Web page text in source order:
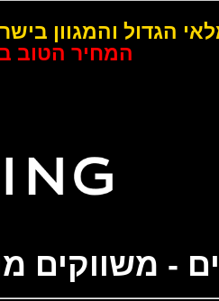
הגדול והמגוון
המחיר הטוב
- משווקים